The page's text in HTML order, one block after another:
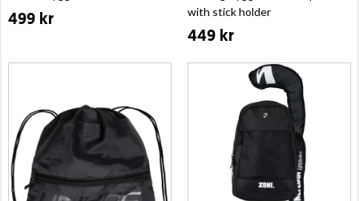
499 kr
with stick holder
449 kr